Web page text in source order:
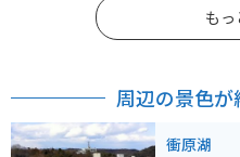
もっ
周辺の景色が
衝原湖